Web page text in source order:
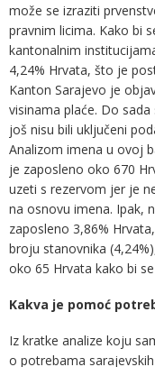
može se izraziti
pravnim licima. Kako bi
kantonalnim
4,24% Hrvata, što je
Kanton Sarajevo je
visinama plaće. Do
još nisu bili uključeni
Analizom imena u ovoj
je zaposleno oko 670
uzeti s rezervom jer je
na osnovu imena. Ipak,
zaposleno 3,86%
broju stanovnika
oko 65 Hrvata kako bi
Kakva je pomoć
Iz kratke analize koju
o potrebama